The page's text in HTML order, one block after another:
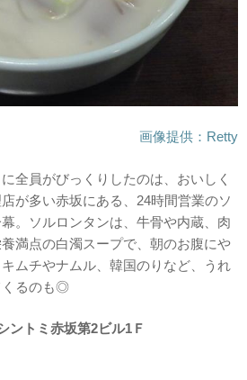
画像提供：Retty
全員がびっくりしたのは、おいしく
が多い赤坂にある、24時間営業のソ
。ソルロンタンは、牛骨や内蔵、肉
満点の白濁スープで、朝のお腹にや
ムチやナムル、韓国のりなど、うれ
くるのも◎
ントミ赤坂第2ビル1Ｆ